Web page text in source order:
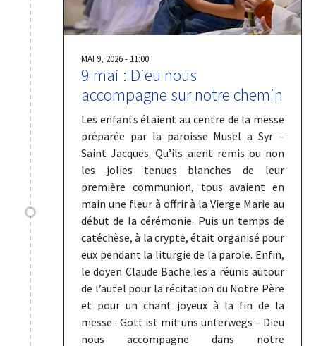
MAI 9, 2026 - 11:00
9 mai : Dieu nous
accompagne sur notre chemin
Les enfants étaient au centre de la messe
préparée par la paroisse Musel a Syr –
Saint Jacques. Qu’ils aient remis ou non
les jolies tenues blanches de leur
première communion, tous avaient en
main une fleur à offrir à la Vierge Marie au
début de la cérémonie. Puis un temps de
catéchèse, à la crypte, était organisé pour
eux pendant la liturgie de la parole. Enfin,
le doyen Claude Bache les a réunis autour
de l’autel pour la récitation du Notre Père
et pour un chant joyeux à la fin de la
messe : Gott ist mit uns unterwegs – Dieu
nous accompagne dans notre